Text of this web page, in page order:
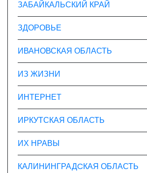
ЗАБАЙКАЛЬСКИЙ КРАЙ
ЗДОРОВЬЕ
ИВАНОВСКАЯ ОБЛАСТЬ
ИЗ ЖИЗНИ
ИНТЕРНЕТ
ИРКУТСКАЯ ОБЛАСТЬ
ИХ НРАВЫ
КАЛИНИНГРАДCКАЯ ОБЛАСТЬ